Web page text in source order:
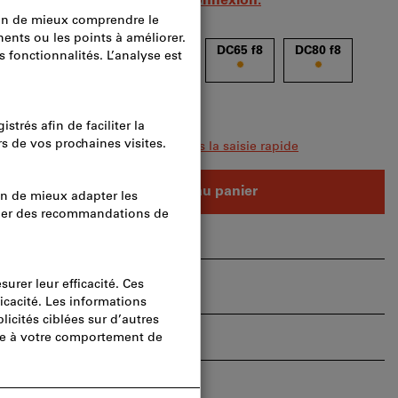
f8 DC50 f8 DC55 f8 DC65 f8 DC80 f8
articles en même temps ? Vers la saisie rapide
Ajouter au panier
Partager l’article